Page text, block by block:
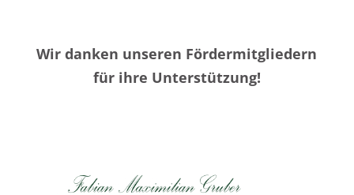
Wir danken unseren Fördermitgliedern
für ihre Unterstützung!